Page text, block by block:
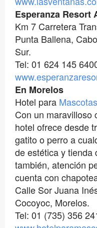
Esperanza Resort
Km 7 Carretera
Punta Ballena,
Sur.
Tel: 01 624 145
En Morelos
Hotel para Mascotas
Con un maravilloso
hotel ofrece desde
gatito o perro a
de estética y tienda
también, atención
cuenta con
Calle Sor Juana
Cocoyoc, Morelos.
Tel: 01 (735) 356